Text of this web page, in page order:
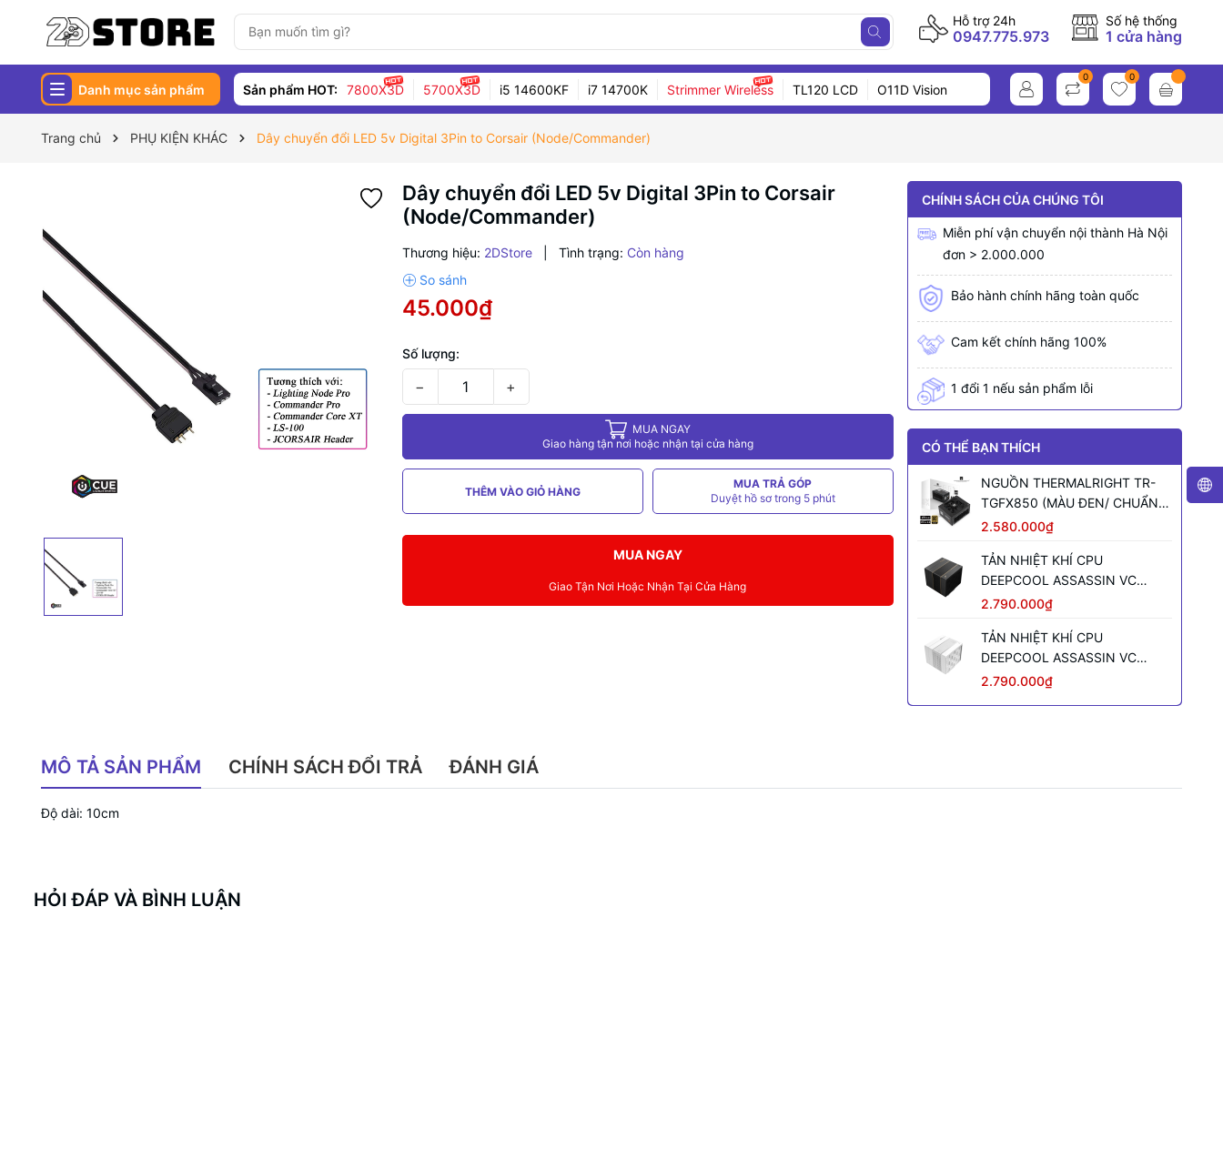
Hỗ trợ 24h
0947.775.973
Số hệ thống
1 cửa hàng
Danh mục sản phẩm Sản phẩm HOT: 7800X3D 5700X3D i5 14600KF i7 14700K Strimmer Wireless TL120 LCD O11D Vision
0 0
Trang chủ PHỤ KIỆN KHÁC Dây chuyển đổi LED 5v Digital 3Pin to Corsair (Node/Commander)
Dây chuyển đổi LED 5v Digital 3Pin to Corsair
(Node/Commander)
Thương hiệu: 2DStore Tình trạng: Còn hàng
45.000₫
Số lượng:
− +
MUA NGAY
Giao hàng tận nơi hoặc nhận tại cửa hàng
THÊM VÀO GIỎ HÀNG
MUA TRẢ GÓP
Duyệt hồ sơ trong 5 phút
MUA NGAY
Giao Tận Nơi Hoặc Nhận Tại Cửa Hàng
CHÍNH SÁCH CỦA CHÚNG TÔI
Miễn phí vận chuyển nội thành Hà Nội
đơn > 2.000.000
Bảo hành chính hãng toàn quốc
Cam kết chính hãng 100%
1 đổi 1 nếu sản phẩm lỗi
CÓ THỂ BẠN THÍCH
NGUỒN THERMALRIGHT TR-
TGFX850 (MÀU ĐEN/ CHUẨN
SFX/ FULL MODULAR/ 850W)
2.580.000₫
TẢN NHIỆT KHÍ CPU
DEEPCOOL ASSASSIN VC
ELITE (MÀU ĐEN)
2.790.000₫
TẢN NHIỆT KHÍ CPU
DEEPCOOL ASSASSIN VC
ELITE WH WH (MÀU TRẮNG)
2.790.000₫
MÔ TẢ SẢN PHẨM CHÍNH SÁCH ĐỔI TRẢ ĐÁNH GIÁ
Độ dài: 10cm
HỎI ĐÁP VÀ BÌNH LUẬN